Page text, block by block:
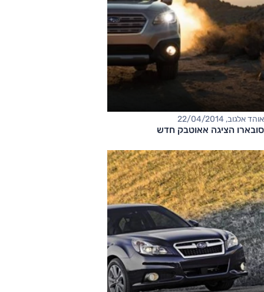
אוהד אלגוב, 22/04/2014
סובארו הציגה אאוטבק חדש